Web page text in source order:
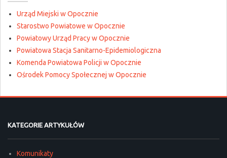
Urząd Miejski w Opocznie
Starostwo Powiatowe w Opocznie
Powiatowy Urząd Pracy w Opocznie
Powiatowa Stacja Sanitarno-Epidemiologiczna
Komenda Powiatowa Policji w Opocznie
Ośrodek Pomocy Społecznej w Opocznie
KATEGORIE ARTYKUŁÓW
Komunikaty